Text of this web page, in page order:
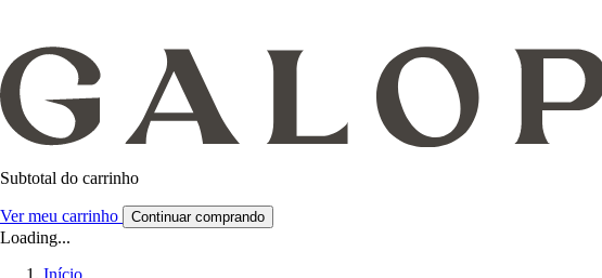
Subtotal do carrinho
Ver meu carrinho Continuar comprando
Loading...